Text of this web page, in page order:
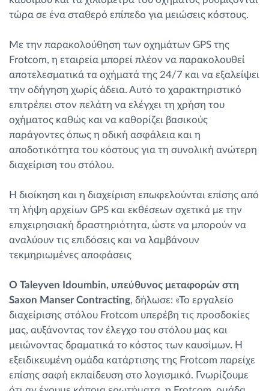
τώρα σε ένα σταθερό επίπεδο για μειώσεις κόστους.
Με την παρακολούθηση των οχημάτων GPS της
Frotcom, η εταιρεία μπορεί πλέον να παρακολουθεί
αποτελεσματικά τα οχήματά της 24/7 και να εξαλείψει
την οδήγηση χωρίς άδεια. Αυτό το χαρακτηριστικό
επιτρέπει στον πελάτη να ελέγχει τη χρήση του
οχήματος καθώς και να καθορίζει βασικούς
παράγοντες όπως η οδική ασφάλεια και η
αποδοτικότητα του κόστους για τη συνολική ανώτερη
διαχείριση του στόλου.
Η διοίκηση και η διαχείριση επωφελούνται επίσης από
τη λήψη αρχείων GPS και εκθέσεων σχετικά με την
επιχειρησιακή δραστηριότητα, ώστε να μπορούν να
αναλύουν τις επιδόσεις και να λαμβάνουν
τεκμηριωμένες αποφάσεις
Ο Taleyven Idoumbin, υπεύθυνος μεταφορών στη
Saxon Manser Contracting, δήλωσε: «Το εργαλείο
διαχείρισης στόλου Frotcom υπερέβη τις προσδοκίες
μας, αυξάνοντας τον έλεγχο του στόλου μας και
μειώνοντας δραματικά το κόστος των καυσίμων. Η
εξειδικευμένη ομάδα κατάρτισης της Frotcom παρείχε
επίσης σαφή εκπαίδευση στο λογισμικό. Γνωρίζουμε